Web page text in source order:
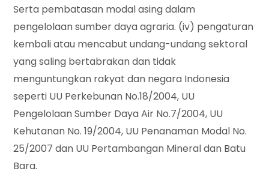
Serta pembatasan modal asing dalam
pengelolaan sumber daya agraria. (iv) pengaturan
kembali atau mencabut undang-undang sektoral
yang saling bertabrakan dan tidak
menguntungkan rakyat dan negara Indonesia
seperti UU Perkebunan No.18/2004, UU
Pengelolaan Sumber Daya Air No.7/2004, UU
Kehutanan No. 19/2004, UU Penanaman Modal No.
25/2007 dan UU Pertambangan Mineral dan Batu
Bara.